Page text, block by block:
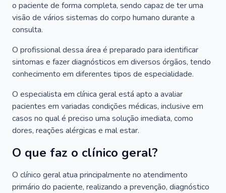
o paciente de forma completa, sendo capaz de ter uma
visão de vários sistemas do corpo humano durante a
consulta.
O profissional dessa área é preparado para identificar
sintomas e fazer diagnósticos em diversos órgãos, tendo
conhecimento em diferentes tipos de especialidade.
O especialista em clínica geral está apto a avaliar
pacientes em variadas condições médicas, inclusive em
casos no qual é preciso uma solução imediata, como
dores, reações alérgicas e mal estar.
O que faz o clínico geral?
O clínico geral atua principalmente no atendimento
primário do paciente, realizando a prevenção, diagnóstico